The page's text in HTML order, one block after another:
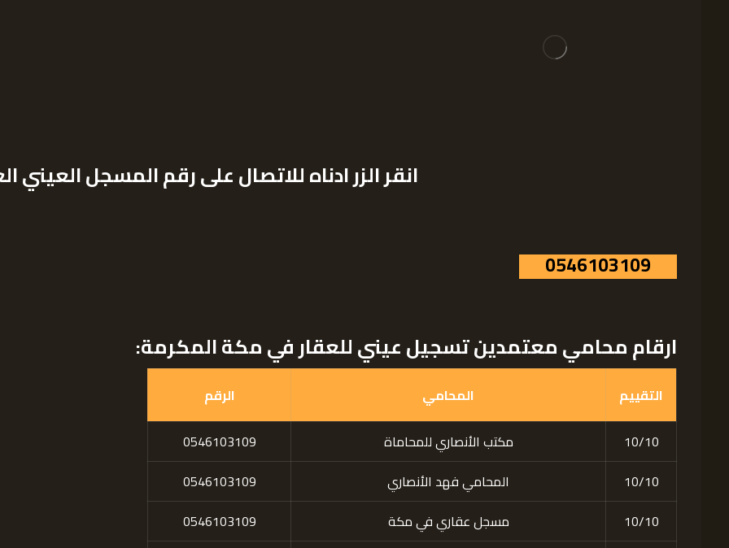
انقر الزر ادناه للاتصال على رقم المسجل العيني
0546103109
ارقام محامي معتمدين تسجيل عيني للعقار في مكة المكرمة:
التقييم المحامي
الرقم
10/10
مكتب الأنصاري للمحاماة
0546103109
10/10
المحامي فهد الأنصاري
0546103109
10/10
مسجل عقاري في مكة
0546103109